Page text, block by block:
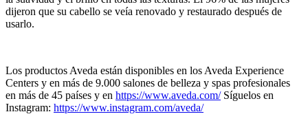
dijeron que su cabello se veía renovado y restaurado después de
usarlo.
Los productos Aveda están disponibles en los Aveda Experience
Centers y en más de 9.000 salones de belleza y spas profesionales
en más de 45 países y en https://www.aveda.com/Síguelos en
Instagram: https://www.instagram.com/aveda/